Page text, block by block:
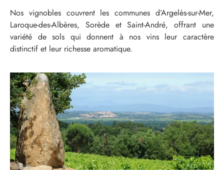
Nos vignobles couvrent les communes d’Argelès-sur-Mer,
Laroque-des-Albères, Sorède et Saint-André, offrant une
variété de sols qui donnent à nos vins leur caractère
distinctif et leur richesse aromatique.